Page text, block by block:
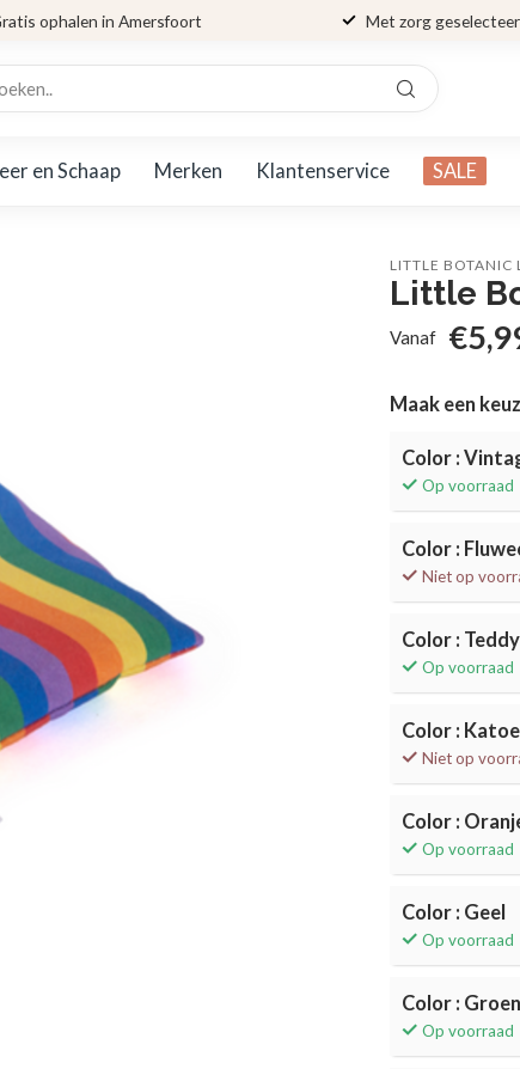
ophalen in Amersfoort Met zorg
en Schaap Merken Klantenservice SALE
LITTLE BOTANIC
Little
Vanaf
Maak een
Color :
Op voorraad
Color :
Niet op
Color :
Op voorraad
Color :
Niet op
Color :
Op voorraad
Color : Geel
Op voorraad
Color : Groen
Op voorraad